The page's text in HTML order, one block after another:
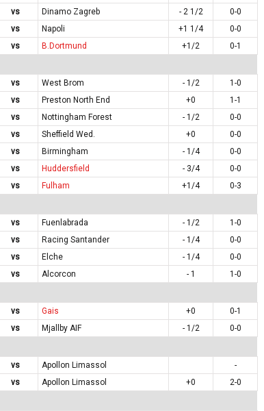
vs Dinamo Zagreb - 2 1/2
0-0
vs Napoli +1 1/4
0-0
vs B.Dortmund +1/2
0-1
vs West Brom - 1/2
1-0
vs Preston North End +0
1-1
vs Nottingham Forest - 1/2
0-0
vs Sheffield Wed. +0
0-0
vs Birmingham - 1/4
0-0
vs Huddersfield - 3/4
0-0
vs Fulham +1/4
0-3
vs Fuenlabrada - 1/2
1-0
vs Racing Santander - 1/4
0-0
vs Elche - 1/4
0-0
vs Alcorcon - 1
1-0
vs Gais +0
0-1
vs Mjallby AIF - 1/2
0-0
vs Apollon Limassol
-
vs Apollon Limassol +0
2-0